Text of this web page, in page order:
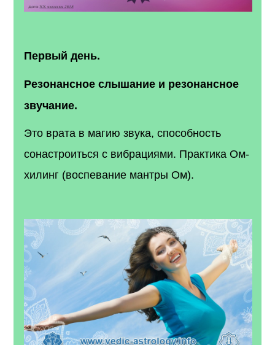
Первый день.
Резонансное слышание и резонансное
звучание.
Это врата в магию звука, способность
сонастроиться с вибрациями. Практика Ом-
хилинг (воспевание мантры Ом).